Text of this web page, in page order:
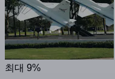
최대 9%